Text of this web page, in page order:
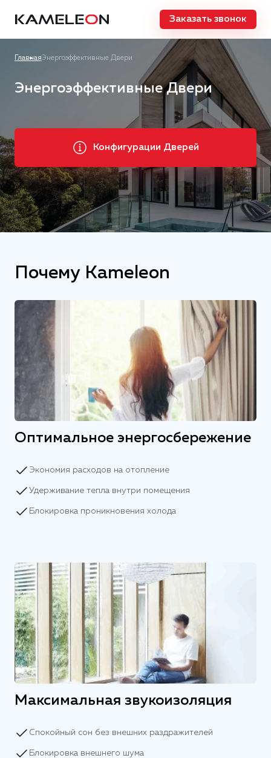
Заказать звонок
ГлавнаяЭнергоэффективные Двери
Энергоэффективные Двери
Конфигурации Дверей
Почему Kameleon
Оптимальное энергосбережение
Экономия расходов на отопление
Удерживание тепла внутри помещения
Блокировка проникновения холода
Максимальная звукоизоляция
Спокойный сон без внешних раздражителей
Блокировка внешнего шума